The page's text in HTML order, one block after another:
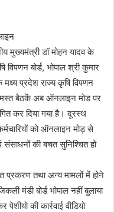
मुख्यमंत्री डॉ मोहन यादव के
बोर्ड, भोपाल श्री कुमार
मध्य प्रदेश राज्य कृषि विपणन
समस्त बैठकें अब ऑनलाइन मोड पर
कर दिया गया है। दूरस्थ
को ऑनलाइन मोड़ से
की बचत सुनिश्चित हो
प्रकरण तथा अन्य मामलों में होने
मंडी बोर्ड भोपाल नहीं बुलाया
की कार्रवाई वीडियो